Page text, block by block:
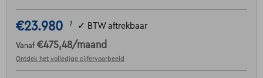
€23.980 1 ✓ BTW aftrekbaar
Vanaf €475,48/maand
Ontdek het volledige cijfervoorbeeld